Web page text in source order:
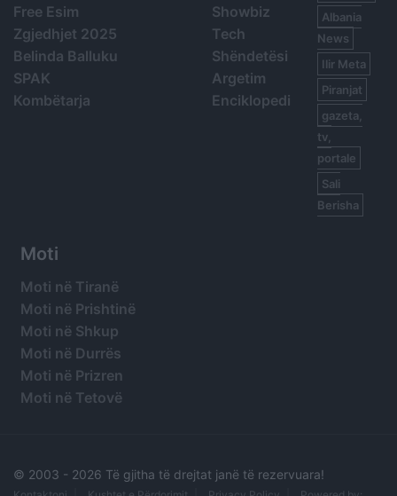
Free Esim
Zgjedhjet 2025
Belinda Balluku
SPAK
Kombëtarja
Showbiz
Tech
Shëndetësi
Argetim
Enciklopedi
Albania
News
Ilir Meta
Piranjat
gazeta,
tv,
portale
Sali
Berisha
Moti
Moti në Tiranë
Moti në Prishtinë
Moti në Shkup
Moti në Durrës
Moti në Prizren
Moti në Tetovë
© 2003 - 2026 Të gjitha të drejtat janë të rezervuara!